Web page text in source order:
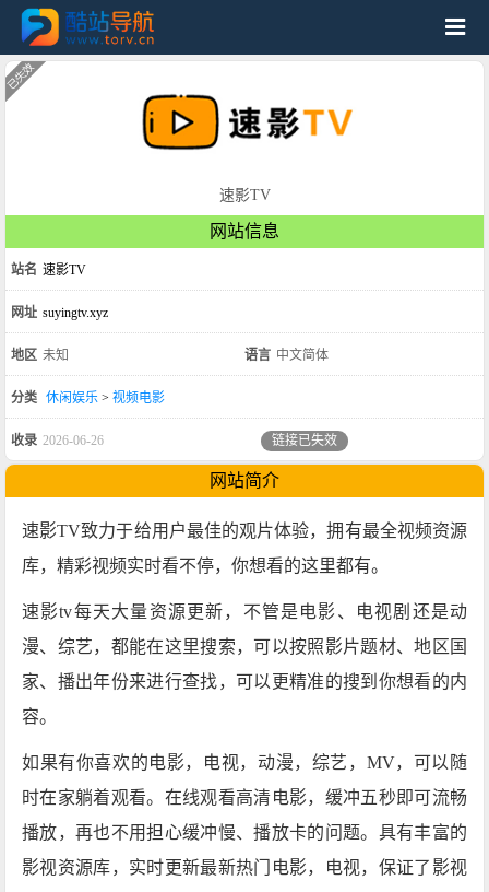
速影TV
网站信息
站名 速影TV
网址 suyingtv.xyz
地区 未知 语言 中文简体
分类 休闲娱乐 > 视频电影
收录 2026-06-26 链接已失效
网站简介
速影TV致力于给用户最佳的观片体验，拥有最全视频资源
库，精彩视频实时看不停，你想看的这里都有。
速影tv每天大量资源更新，不管是电影、电视剧还是动
漫、综艺，都能在这里搜索，可以按照影片题材、地区国
家、播出年份来进行查找，可以更精准的搜到你想看的内
容。
如果有你喜欢的电影，电视，动漫，综艺，MV，可以随
时在家躺着观看。在线观看高清电影，缓冲五秒即可流畅
播放，再也不用担心缓冲慢、播放卡的问题。具有丰富的
影视资源库，实时更新最新热门电影，电视，保证了影视